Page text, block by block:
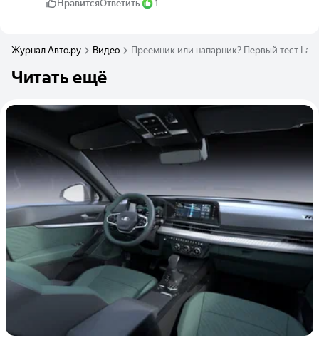
НравитсяОтветить 1
Журнал Авто.ру Видео Преемник или напарник? Первый тест
Читать ещё